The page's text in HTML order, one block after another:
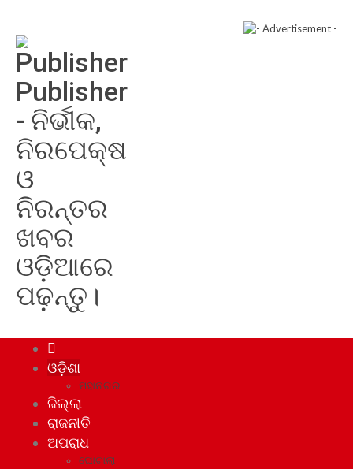
Publisher
- ନିର୍ଭୀକ,
ନିରପେକ୍ଷ
ଓ
ନିରନ୍ତର
ଖବର
ଓଡ଼ିଆରେ
ପଢ଼ନ୍ତୁ।
ଓଡ଼ିଶା
ମହାନଗର
ଜିଲ୍ଲା
ରାଜନୀତି
ଅପରାଧ
ଘୋଟାଲା